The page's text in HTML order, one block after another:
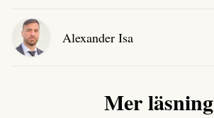
Alexander Isa
Mer läsning